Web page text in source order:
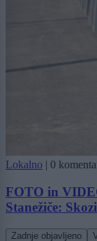
Lokalno | 0
FOTO in
Stanežiče:
Zadnje objavljeno